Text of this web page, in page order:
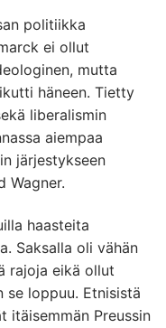
politiikka
ei ollut
mutta
häneen. Tietty
liberalismin
aiempaa
järjestykseen
Wagner.
haasteita
Saksalla oli vähän
rajoja eikä ollut
se loppuu. Etnisistä
itäisemmän Preussin